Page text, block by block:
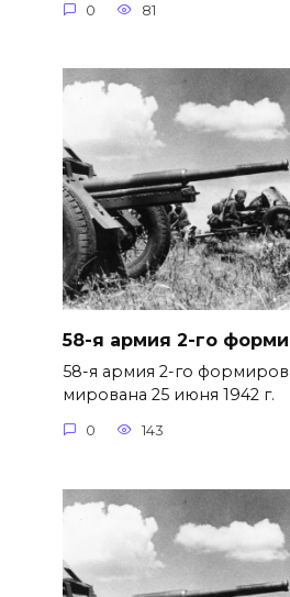
0 81
58-я армия 2-го
58-я армия 2-го
мирована 25 июня 1942 г.
0 143